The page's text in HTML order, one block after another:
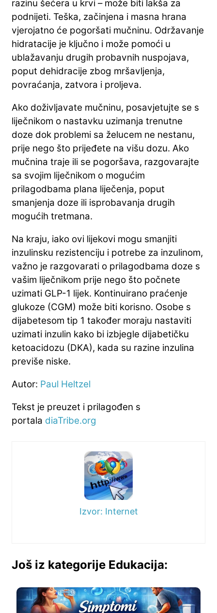
razinu šećera u krvi – može biti lakša za
podnijeti. Teška, začinjena i masna hrana
vjerojatno će pogoršati mučninu. Održavanje
hidratacije je ključno i može pomoći u
ublažavanju drugih probavnih nuspojava,
poput dehidracije zbog mršavljenja,
povraćanja, zatvora i proljeva.
Ako doživljavate mučninu, posavjetujte se s
liječnikom o nastavku uzimanja trenutne
doze dok problemi sa želucem ne nestanu,
prije nego što prijeđete na višu dozu. Ako
mučnina traje ili se pogoršava, razgovarajte
sa svojim liječnikom o mogućim
prilagodbama plana liječenja, poput
smanjenja doze ili isprobavanja drugih
mogućih tretmana.
Na kraju, iako ovi lijekovi mogu smanjiti
inzulinsku rezistenciju i potrebe za inzulinom,
važno je razgovarati o prilagodbama doze s
vašim liječnikom prije nego što počnete
uzimati GLP-1 lijek. Kontinuirano praćenje
glukoze (CGM) može biti korisno. Osobe s
dijabetesom tip 1 također moraju nastaviti
uzimati inzulin kako bi izbjegle dijabetičku
ketoacidozu (DKA), kada su razine inzulina
previše niske.
Autor: Paul Heltzel
Tekst je preuzet i prilagođen s
portala diaTribe.org
Izvor: Internet
Još iz kategorije Edukacija: